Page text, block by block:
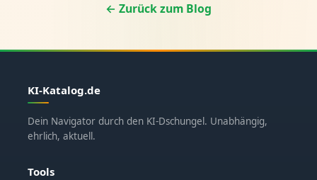
← Zurück zum Blog
KI-Katalog.de
Dein Navigator durch den KI-Dschungel. Unabhängig,
ehrlich, aktuell.
Tools